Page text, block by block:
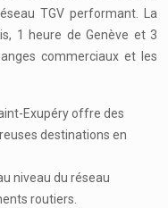
TGV performant. La
1 heure de Genève et 3
commerciaux et les
Exupéry offre des
destinations en
niveau du réseau
routiers.